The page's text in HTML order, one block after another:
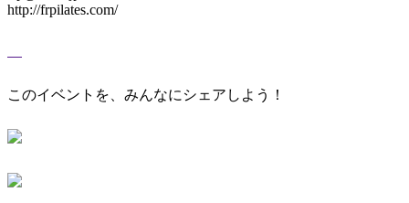
http://frpilates.com/
このイベントを、みんなにシェアしよう！